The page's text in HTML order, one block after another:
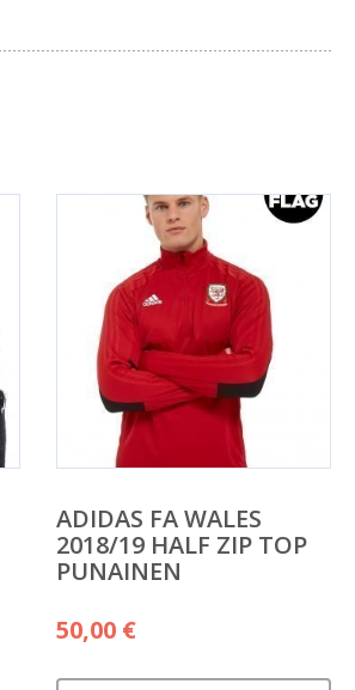
ADIDAS FA WALES
2018/19 HALF ZIP TOP
PUNAINEN
50,00 €